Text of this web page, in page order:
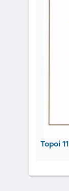
Topoi 11